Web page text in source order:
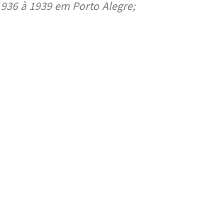
à 1939 em Porto Alegre;